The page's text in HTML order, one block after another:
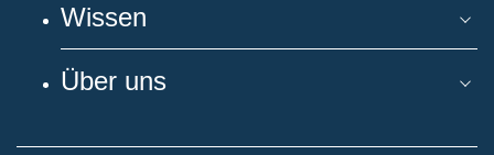
Wissen
Über uns